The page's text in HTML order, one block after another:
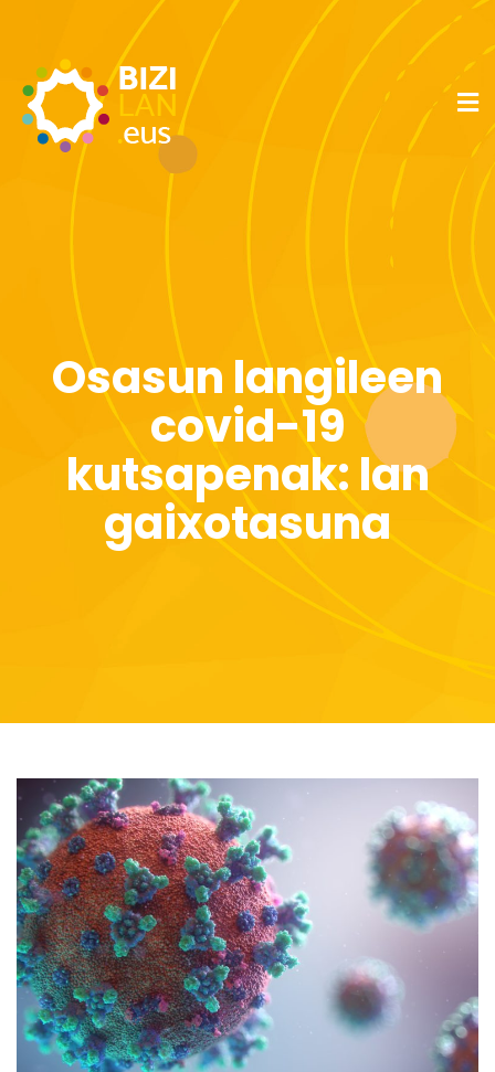
Osasun langileen
covid-19
kutsapenak: lan
gaixotasuna